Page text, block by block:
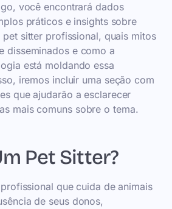
você encontrará dados
práticos e insights sobre
sitter profissional, quais mitos
disseminados e como a
está moldando essa
iremos incluir uma seção com
que ajudarão a esclarecer
mais comuns sobre o tema.
Pet Sitter?
que cuida de animais
de seus donos,